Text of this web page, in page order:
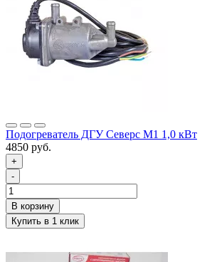
Подогреватель ДГУ Северс М1 1,0 кВт
4850 руб.
+
-